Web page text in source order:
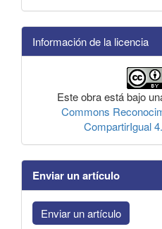
Información de la licencia
Este obra está bajo
Commons
CompartirIgual
Enviar un artículo
Enviar un artículo